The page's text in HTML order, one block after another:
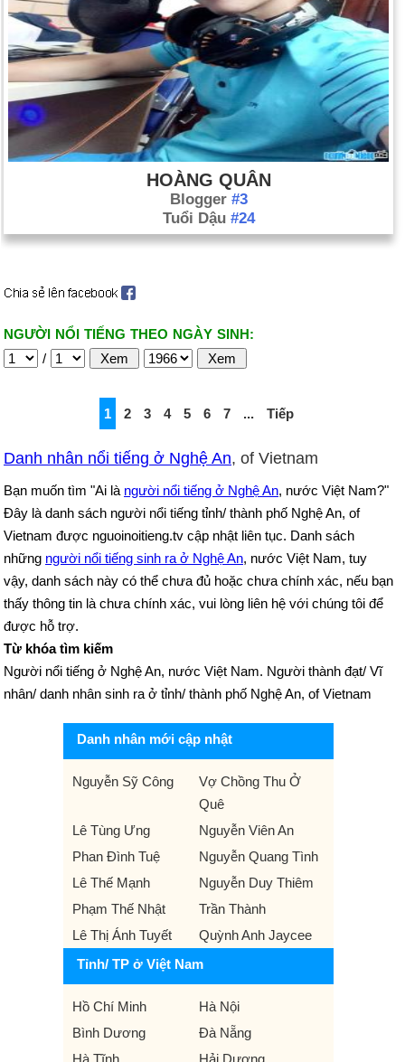
HOÀNG QUÂN
Blogger #3
Tuổi Dậu #24
NGƯỜI NỔI TIẾNG THEO NGÀY SINH:
/
1 2 3 4 5 6 7 ... Tiếp
Danh nhân nổi tiếng ở Nghệ An, of Vietnam
Bạn muốn tìm "Ai là người nổi tiếng ở Nghệ An, nước Việt Nam?"
Đây là danh sách người nổi tiếng tỉnh/ thành phố Nghệ An, of
Vietnam được nguoinoitieng.tv cập nhật liên tục. Danh sách
những người nổi tiếng sinh ra ở Nghệ An, nước Việt Nam, tuy
vậy, danh sách này có thể chưa đủ hoặc chưa chính xác, nếu bạn
thấy thông tin là chưa chính xác, vui lòng liên hệ với chúng tôi để
được hỗ trợ.
Từ khóa tìm kiếm
Người nổi tiếng ở Nghệ An, nước Việt Nam. Người thành đạt/ Vĩ
nhân/ danh nhân sinh ra ở tỉnh/ thành phố Nghệ An, of Vietnam
Danh nhân mới cập nhật
Nguyễn Sỹ Công
Vợ Chồng Thu Ở
Quê
Lê Tùng Ưng
Nguyễn Viên An
Phan Đình Tuệ
Nguyễn Quang Tình
Lê Thế Mạnh
Nguyễn Duy Thiêm
Phạm Thế Nhật
Trần Thành
Lê Thị Ánh Tuyết
Quỳnh Anh Jaycee
Tỉnh/ TP ở Việt Nam
Hồ Chí Minh
Hà Nội
Bình Dương
Đà Nẵng
Hà Tĩnh
Hải Dương